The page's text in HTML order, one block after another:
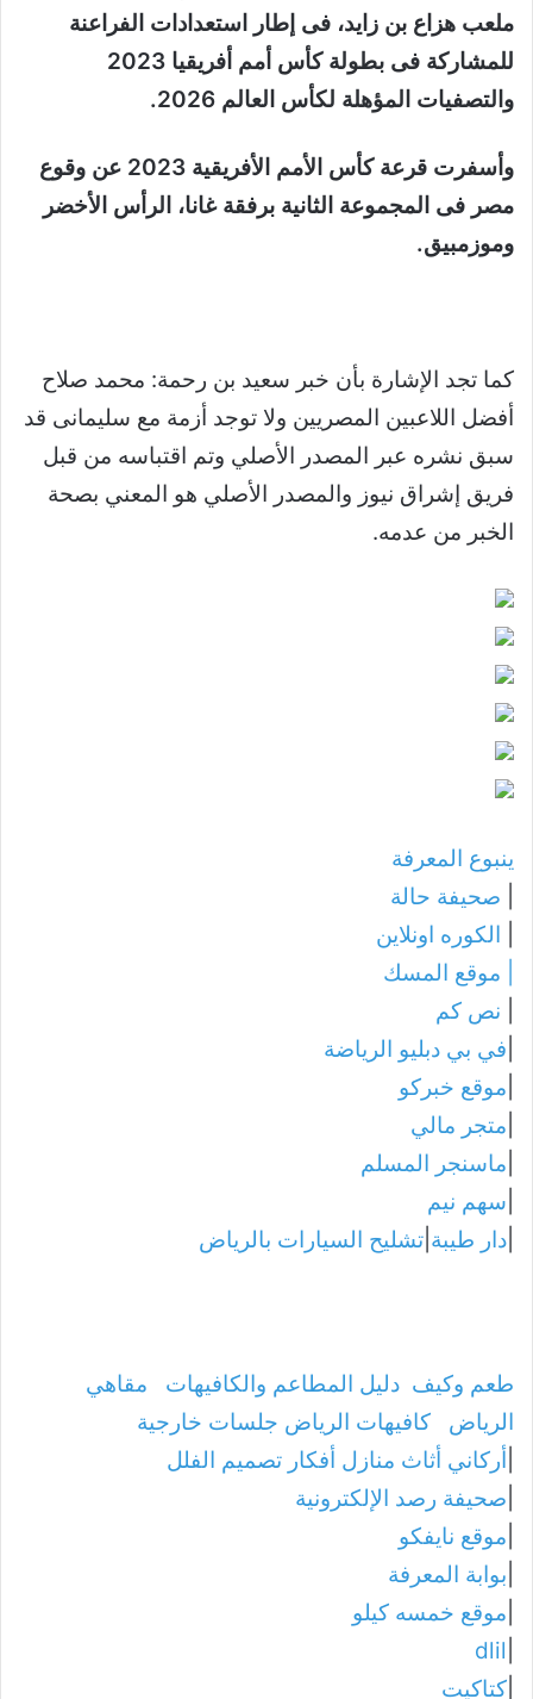
ملعب هزاع بن زايد، فى إطار استعدادات الفراعنة
للمشاركة فى بطولة كأس أمم أفريقيا 2023
والتصفيات المؤهلة لكأس العالم 2026.
وأسفرت قرعة كأس الأمم الأفريقية 2023 عن وقوع
مصر فى المجموعة الثانية برفقة غانا، الرأس الأخضر
وموزمبيق.
كما تجد الإشارة بأن خبر سعيد بن رحمة: محمد صلاح
أفضل اللاعبين المصريين ولا توجد أزمة مع سليمانى قد
سبق نشره عبر المصدر الأصلي وتم اقتباسه من قبل
فريق إشراق نيوز والمصدر الأصلي هو المعني بصحة
الخبر من عدمه.
ينبوع المعرفة
صحيفة حالة
الكوره اونلاين
موقع المسك
نص كم
في بي دبليو الرياضة
موقع خبركو
متجر مالي
ماسنجر المسلم
سهم نيم
دار طيبة تشليح السيارات بالرياض
طعم وكيف دليل المطاعم والكافيهات
مقاهي
الرياض
كافيهات الرياض جلسات خارجية
أركاني أثاث منازل أفكار تصميم الفلل
صحيفة رصد الإلكترونية
موقع نايفكو
بوابة المعرفة
موقع خمسه كيلو
dlil
كتاكيت